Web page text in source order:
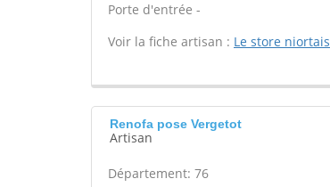
Porte d'entrée -
Voir la fiche artisan : Le store niortais
Renofa pose Vergetot
Artisan
Département: 76